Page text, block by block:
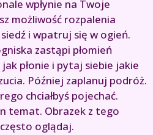
wpłynie na Twoje
możliwość rozpalenia
i wpatruj się w ogień.
zastąpi płomień
płonie i pytaj siebie jakie
Później zaplanuj podróż.
chciałbyś pojechać.
temat. Obrazek z tego
oglądaj.